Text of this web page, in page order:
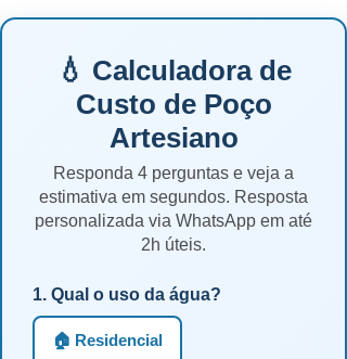
💧 Calculadora de
Custo de Poço
Artesiano
Responda 4 perguntas e veja a
estimativa em segundos. Resposta
personalizada via WhatsApp em até
2h úteis.
1. Qual o uso da água?
🏠 Residencial